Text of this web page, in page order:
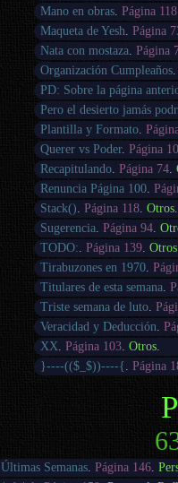
Mano en obras.Página 118
Maqueta de Yesh.Página
Nata con mostaza.Página
Organización Cumpleaños
PD: Sobre la página
Pero el desierto jamás
Plantilla y Formato.
Querer vs Poder.Página
Recapitulando.Página 74.
Renuncia Página 100.
Stack().Página 118.Otros.
Sugerencia.Página 94.
TODO:.Página 139.Otros
Tirabuzones en 1970.
Titulares de esta semana.
Triste semana de luto.
Veracidad y Deducción.
XX.Página 103.Otros.
}----(($_$))----{ .Página
Últimas Semanas. Página 146.